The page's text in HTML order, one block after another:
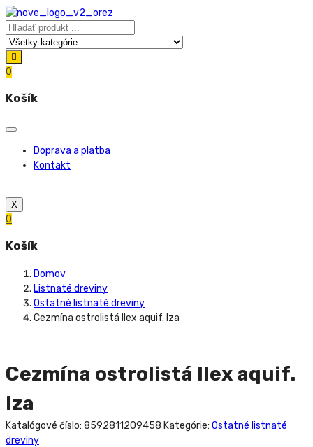
0
Košík
Doprava a platba
Kontakt
X
0
Košík
Domov
Listnaté dreviny
Ostatné listnaté dreviny
Cezmína ostrolistá Ilex aquif. Iza
Cezmína ostrolistá Ilex aquif.
Iza
Katalógové číslo: 8592811209458 Kategórie: Ostatné listnaté
dreviny